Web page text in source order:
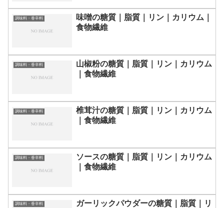
調味料・香辛料
味噌の糖質｜脂質｜リン｜カリウム｜
食物繊維
調味料・香辛料
山椒粉の糖質｜脂質｜リン｜カリウム
｜食物繊維
調味料・香辛料
椎茸汁の糖質｜脂質｜リン｜カリウム
｜食物繊維
調味料・香辛料
ソースの糖質｜脂質｜リン｜カリウム
｜食物繊維
調味料・香辛料
ガーリックパウダーの糖質｜脂質｜リ